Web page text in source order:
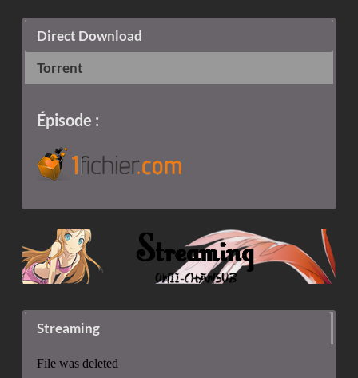
Direct Download
Torrent
Épisode :
Torrent :
Streaming